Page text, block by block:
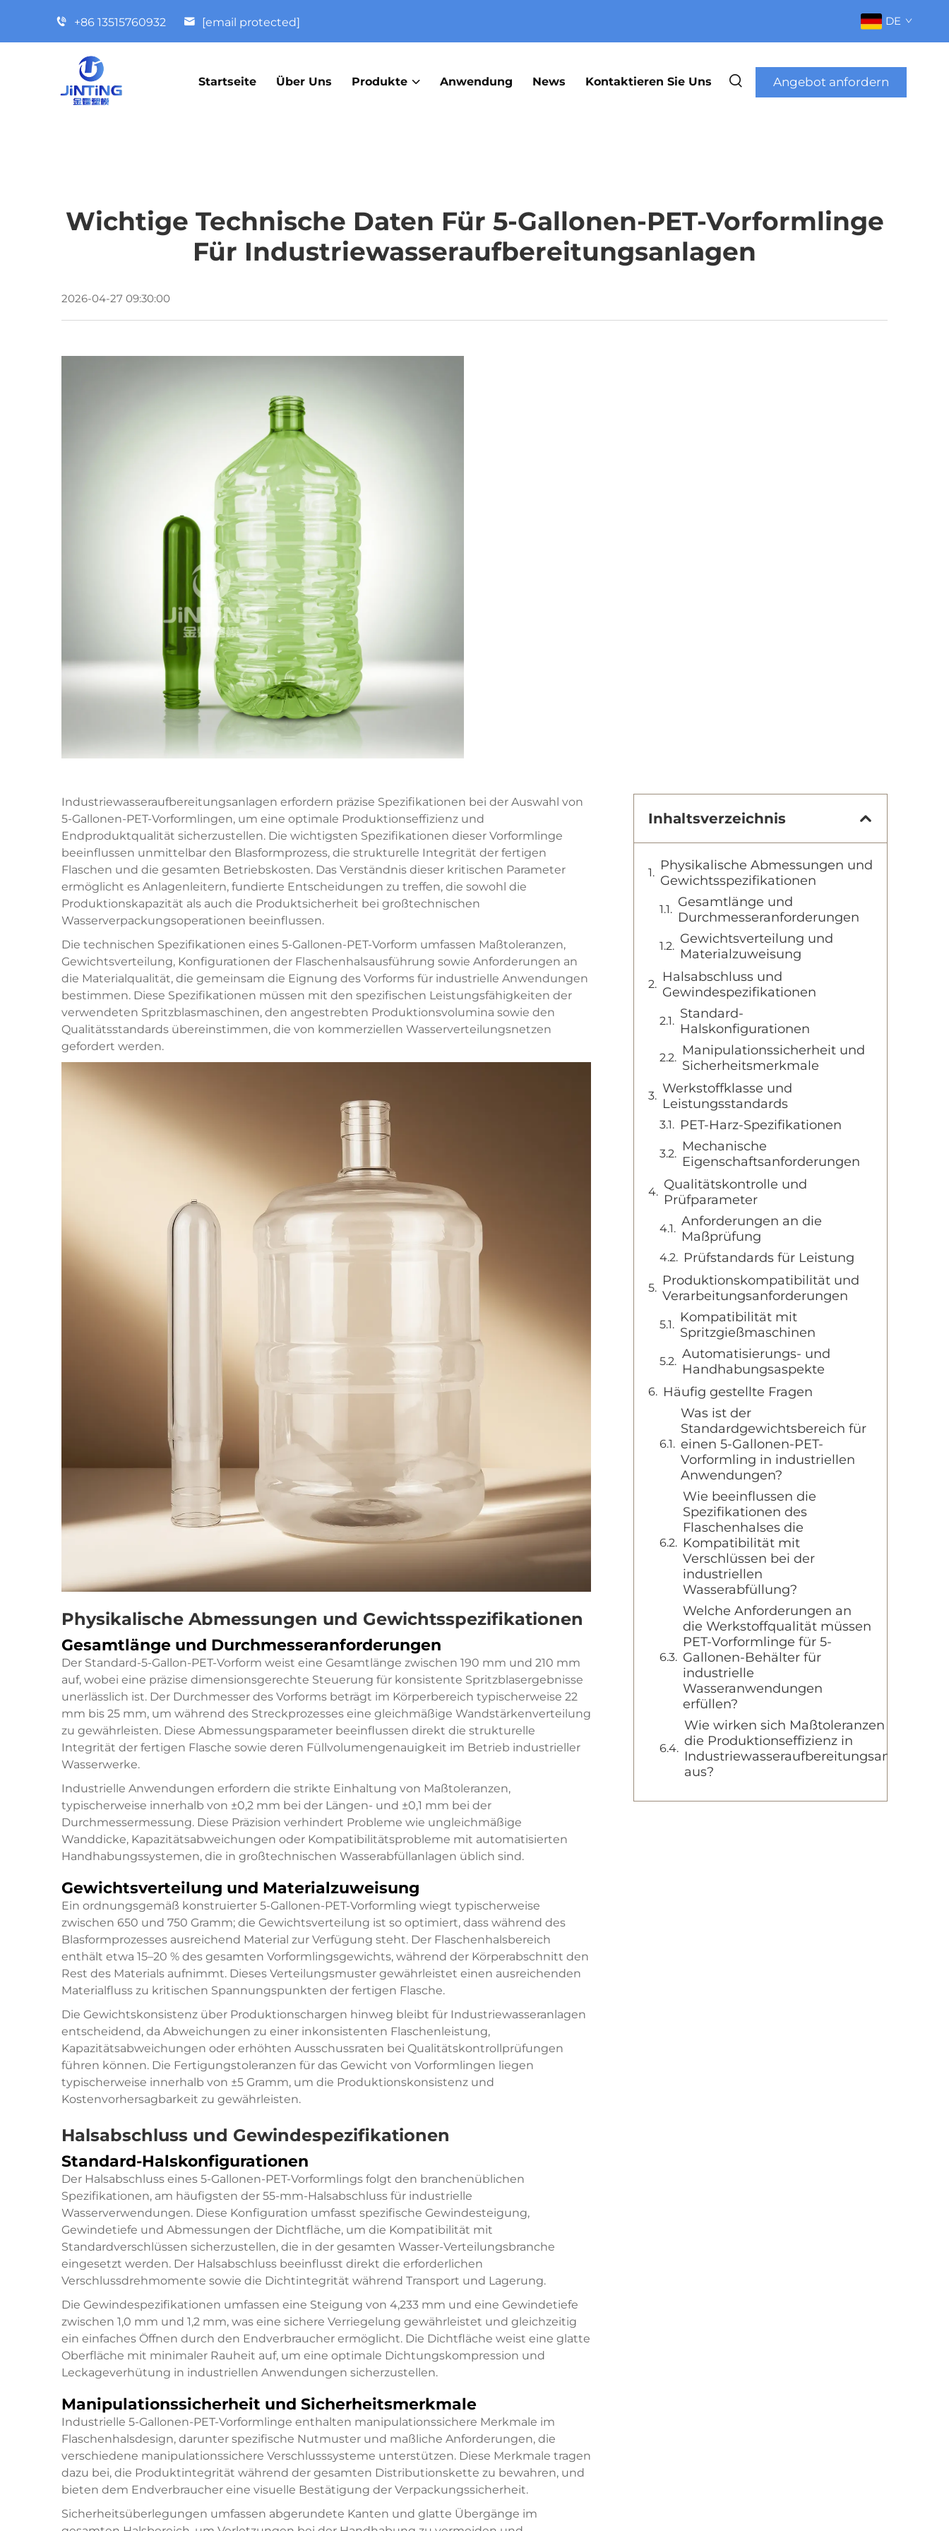
+86 13515760932 [email protected] DE
Startseite Über Uns Produkte Anwendung News Kontaktieren Sie Uns Angebot anfordern
Wichtige Technische Daten Für 5-Gallonen-PET-Vorformlinge
Für Industriewasseraufbereitungsanlagen
2026-04-27 09:30:00
Industriewasseraufbereitungsanlagen erfordern präzise Spezifikationen bei der Auswahl von
5-Gallonen-PET-Vorformlingen, um eine optimale Produktionseffizienz und
Endproduktqualität sicherzustellen. Die wichtigsten Spezifikationen dieser Vorformlinge
beeinflussen unmittelbar den Blasformprozess, die strukturelle Integrität der fertigen
Flaschen und die gesamten Betriebskosten. Das Verständnis dieser kritischen Parameter
ermöglicht es Anlagenleitern, fundierte Entscheidungen zu treffen, die sowohl die
Produktionskapazität als auch die Produktsicherheit bei großtechnischen
Wasserverpackungsoperationen beeinflussen.
Die technischen Spezifikationen eines 5-Gallonen-PET-Vorform umfassen Maßtoleranzen,
Gewichtsverteilung, Konfigurationen der Flaschenhalsausführung sowie Anforderungen an
die Materialqualität, die gemeinsam die Eignung des Vorforms für industrielle Anwendungen
bestimmen. Diese Spezifikationen müssen mit den spezifischen Leistungsfähigkeiten der
verwendeten Spritzblasmaschinen, den angestrebten Produktionsvolumina sowie den
Qualitätsstandards übereinstimmen, die von kommerziellen Wasserverteilungsnetzen
gefordert werden.
Physikalische Abmessungen und Gewichtsspezifikationen
Gesamtlänge und Durchmesseranforderungen
Der Standard-5-Gallon-PET-Vorform weist eine Gesamtlänge zwischen 190 mm und 210 mm
auf, wobei eine präzise dimensionsgerechte Steuerung für konsistente Spritzblasergebnisse
unerlässlich ist. Der Durchmesser des Vorforms beträgt im Körperbereich typischerweise 22
mm bis 25 mm, um während des Streckprozesses eine gleichmäßige Wandstärkenverteilung
zu gewährleisten. Diese Abmessungsparameter beeinflussen direkt die strukturelle
Integrität der fertigen Flasche sowie deren Füllvolumengenauigkeit im Betrieb industrieller
Wasserwerke.
Industrielle Anwendungen erfordern die strikte Einhaltung von Maßtoleranzen,
typischerweise innerhalb von ±0,2 mm bei der Längen- und ±0,1 mm bei der
Durchmessermessung. Diese Präzision verhindert Probleme wie ungleichmäßige
Wanddicke, Kapazitätsabweichungen oder Kompatibilitätsprobleme mit automatisierten
Handhabungssystemen, die in großtechnischen Wasserabfüllanlagen üblich sind.
Gewichtsverteilung und Materialzuweisung
Ein ordnungsgemäß konstruierter 5-Gallonen-PET-Vorformling wiegt typischerweise
zwischen 650 und 750 Gramm; die Gewichtsverteilung ist so optimiert, dass während des
Blasformprozesses ausreichend Material zur Verfügung steht. Der Flaschenhalsbereich
enthält etwa 15–20 % des gesamten Vorformlingsgewichts, während der Körperabschnitt den
Rest des Materials aufnimmt. Dieses Verteilungsmuster gewährleistet einen ausreichenden
Materialfluss zu kritischen Spannungspunkten der fertigen Flasche.
Die Gewichtskonsistenz über Produktionschargen hinweg bleibt für Industriewasseranlagen
entscheidend, da Abweichungen zu einer inkonsistenten Flaschenleistung,
Kapazitätsabweichungen oder erhöhten Ausschussraten bei Qualitätskontrollprüfungen
führen können. Die Fertigungstoleranzen für das Gewicht von Vorformlingen liegen
typischerweise innerhalb von ±5 Gramm, um die Produktionskonsistenz und
Kostenvorhersagbarkeit zu gewährleisten.
Halsabschluss und Gewindespezifikationen
Standard-Halskonfigurationen
Der Halsabschluss eines 5-Gallonen-PET-Vorformlings folgt den branchenüblichen
Spezifikationen, am häufigsten der 55-mm-Halsabschluss für industrielle
Wasserverwendungen. Diese Konfiguration umfasst spezifische Gewindesteigung,
Gewindetiefe und Abmessungen der Dichtfläche, um die Kompatibilität mit
Standardverschlüssen sicherzustellen, die in der gesamten Wasser-Verteilungsbranche
eingesetzt werden. Der Halsabschluss beeinflusst direkt die erforderlichen
Verschlussdrehmomente sowie die Dichtintegrität während Transport und Lagerung.
Die Gewindespezifikationen umfassen eine Steigung von 4,233 mm und eine Gewindetiefe
zwischen 1,0 mm und 1,2 mm, was eine sichere Verriegelung gewährleistet und gleichzeitig
ein einfaches Öffnen durch den Endverbraucher ermöglicht. Die Dichtfläche weist eine glatte
Oberfläche mit minimaler Rauheit auf, um eine optimale Dichtungskompression und
Leckageverhütung in industriellen Anwendungen sicherzustellen.
Manipulationssicherheit und Sicherheitsmerkmale
Industrielle 5-Gallonen-PET-Vorformlinge enthalten manipulationssichere Merkmale im
Flaschenhalsdesign, darunter spezifische Nutmuster und maßliche Anforderungen, die
verschiedene manipulationssichere Verschlusssysteme unterstützen. Diese Merkmale tragen
dazu bei, die Produktintegrität während der gesamten Distributionskette zu bewahren, und
bieten dem Endverbraucher eine visuelle Bestätigung der Verpackungssicherheit.
Sicherheitsüberlegungen umfassen abgerundete Kanten und glatte Übergänge im
Inhaltsverzeichnis
Physikalische Abmessungen und
Gewichtsspezifikationen
Gesamtlänge und
Durchmesseranforderungen
Gewichtsverteilung und
Materialzuweisung
Halsabschluss und
Gewindespezifikationen
Standard-
Halskonfigurationen
Manipulationssicherheit und
Sicherheitsmerkmale
Werkstoffklasse und
Leistungsstandards
PET-Harz-Spezifikationen
Mechanische
Eigenschaftsanforderungen
Qualitätskontrolle und
Prüfparameter
Anforderungen an die
Maßprüfung
Prüfstandards für Leistung
Produktionskompatibilität und
Verarbeitungsanforderungen
Kompatibilität mit
Spritzgießmaschinen
Automatisierungs- und
Handhabungsaspekte
Häufig gestellte Fragen
Was ist der
Standardgewichtsbereich für
einen 5-Gallonen-PET-
Vorformling in industriellen
Anwendungen?
Wie beeinflussen die
Spezifikationen des
Flaschenhalses die
Kompatibilität mit
Verschlüssen bei der
industriellen
Wasserabfüllung?
Welche Anforderungen an
die Werkstoffqualität müssen
PET-Vorformlinge für 5-
Gallonen-Behälter für
industrielle
Wasseranwendungen
erfüllen?
Wie wirken sich Maßtoleranzen auf
die Produktionseffizienz in
Industriewasseraufbereitungsanlagen
aus?